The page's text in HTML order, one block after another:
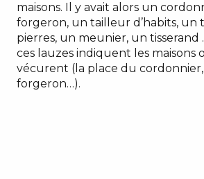
maisons. Il y avait alors un
forgeron, un tailleur d’habits, un
pierres, un meunier, un tisserand
ces lauzes indiquent les maisons
vécurent (la place du cordonnier,
forgeron…).